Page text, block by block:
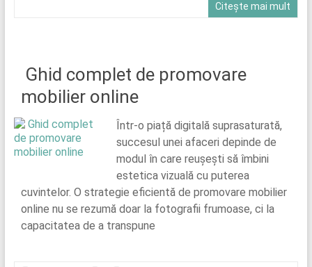
Citește mai mult
Ghid complet de promovare
mobilier online
Într-o piață digitală suprasaturată,
succesul unei afaceri depinde de
modul în care reușești să îmbini
estetica vizuală cu puterea
cuvintelor. O strategie eficientă de promovare mobilier
online nu se rezumă doar la fotografii frumoase, ci la
capacitatea de a transpune